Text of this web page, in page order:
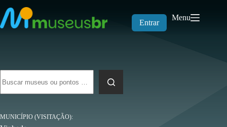
para
o
conteúdo
Entrar
Menu
resultados
MUNICÍPIO (VISITAÇÃO)